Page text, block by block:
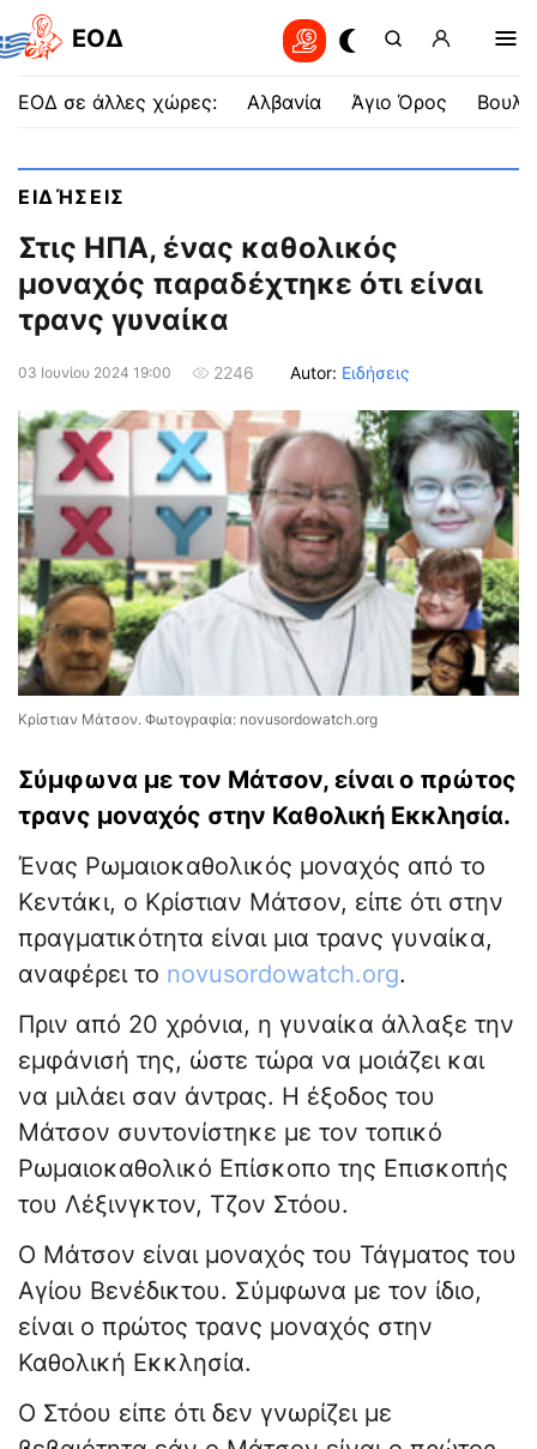
EOΔ
ΕΟΔ σε άλλες χώρες: Αλβανία Άγιο Όρος
ΕΙΔΉΣΕΙΣ
Στις ΗΠΑ, ένας καθολικός
μοναχός παραδέχτηκε ότι είναι
τρανς γυναίκα
03 Ιουνίου 2024 19:00 2246 Autor: Ειδήσεις
Κρίστιαν Μάτσον. Φωτογραφία: novusordowatch.org
Σύμφωνα με τον Μάτσον, είναι ο πρώτος
τρανς μοναχός στην Καθολική Εκκλησία.
Ένας Ρωμαιοκαθολικός μοναχός από το
Κεντάκι, ο Κρίστιαν Μάτσον, είπε ότι στην
πραγματικότητα είναι μια τρανς γυναίκα,
αναφέρει το novusordowatch.org.
Πριν από 20 χρόνια, η γυναίκα άλλαξε την
εμφάνισή της, ώστε τώρα να μοιάζει και
να μιλάει σαν άντρας. Η έξοδος του
Μάτσον συντονίστηκε με τον τοπικό
Ρωμαιοκαθολικό Επίσκοπο της Επισκοπής
του Λέξινγκτον, Τζον Στόου.
Ο Μάτσον είναι μοναχός του Τάγματος του
Αγίου Βενέδικτου. Σύμφωνα με τον ίδιο,
είναι ο πρώτος τρανς μοναχός στην
Καθολική Εκκλησία.
Ο Στόου είπε ότι δεν γνωρίζει με